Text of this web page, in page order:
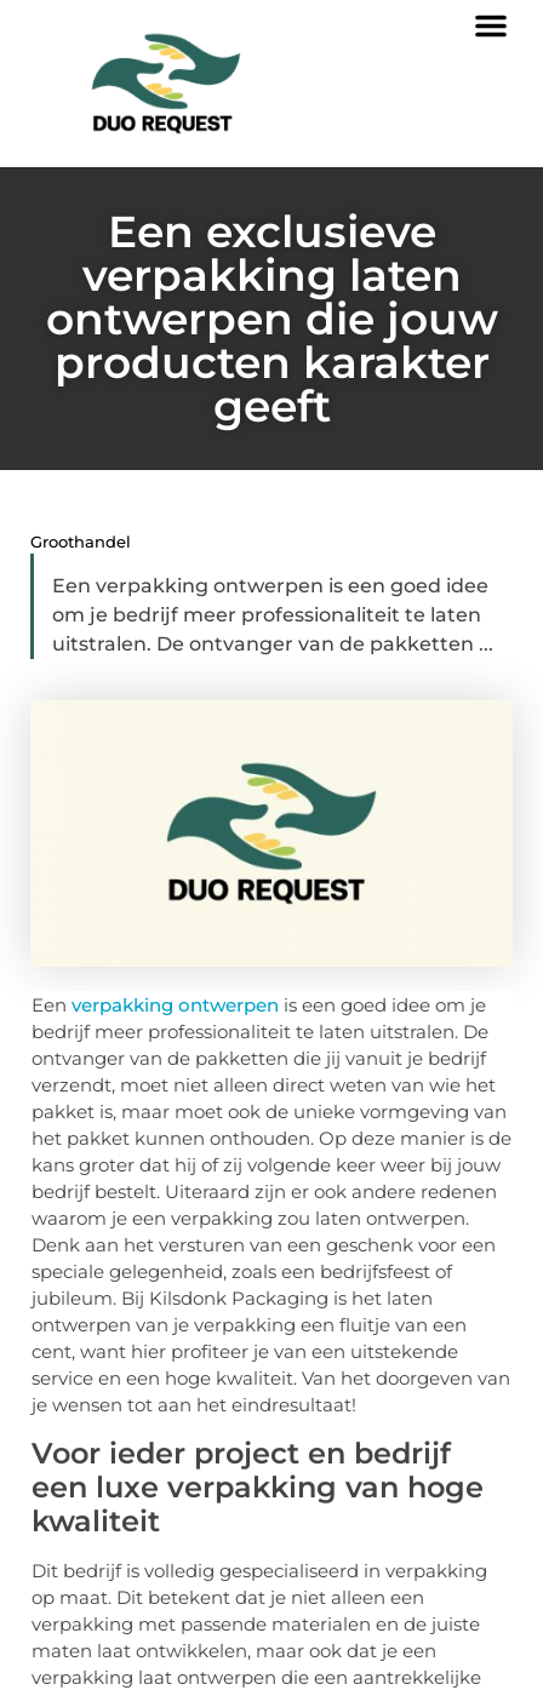
Een exclusieve
verpakking laten
ontwerpen die jouw
producten karakter
geeft
Groothandel
Een verpakking ontwerpen is een goed idee
om je bedrijf meer professionaliteit te laten
uitstralen. De ontvanger van de pakketten ...
Een verpakking ontwerpen is een goed idee om je
bedrijf meer professionaliteit te laten uitstralen. De
ontvanger van de pakketten die jij vanuit je bedrijf
verzendt, moet niet alleen direct weten van wie het
pakket is, maar moet ook de unieke vormgeving van
het pakket kunnen onthouden. Op deze manier is de
kans groter dat hij of zij volgende keer weer bij jouw
bedrijf bestelt. Uiteraard zijn er ook andere redenen
waarom je een verpakking zou laten ontwerpen.
Denk aan het versturen van een geschenk voor een
speciale gelegenheid, zoals een bedrijfsfeest of
jubileum. Bij Kilsdonk Packaging is het laten
ontwerpen van je verpakking een fluitje van een
cent, want hier profiteer je van een uitstekende
service en een hoge kwaliteit. Van het doorgeven van
je wensen tot aan het eindresultaat!
Voor ieder project en bedrijf
een luxe verpakking van hoge
kwaliteit
Dit bedrijf is volledig gespecialiseerd in verpakking
op maat. Dit betekent dat je niet alleen een
verpakking met passende materialen en de juiste
maten laat ontwikkelen, maar ook dat je een
verpakking laat ontwerpen die een aantrekkelijke